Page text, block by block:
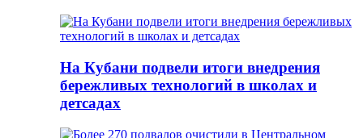
На Кубани подвели итоги внедрения
бережливых технологий в школах и
детсадах